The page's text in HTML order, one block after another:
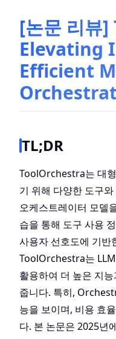
[논문 리뷰
Elevating
Efficient
TL;DR
ToolOrchestra는 대
기 위해 다양한 도구
오케스트레이터 모델
습을 통해 도구 사용
사용자 선호도에 기반
ToolOrchestra는
활용하여 더 높은 지
줍니다. 특히,
능을 보이며, 비용 효
다. 본 논문은 2025년